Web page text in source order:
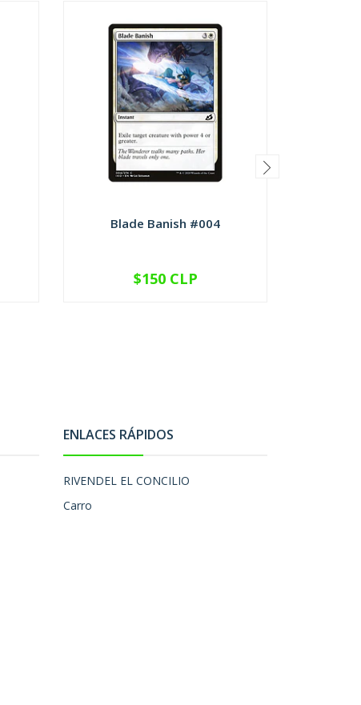
Blade Banish #004
VER OPCIONES
$150 CLP
ENLACES RÁPIDOS
RIVENDEL EL CONCILIO
Carro